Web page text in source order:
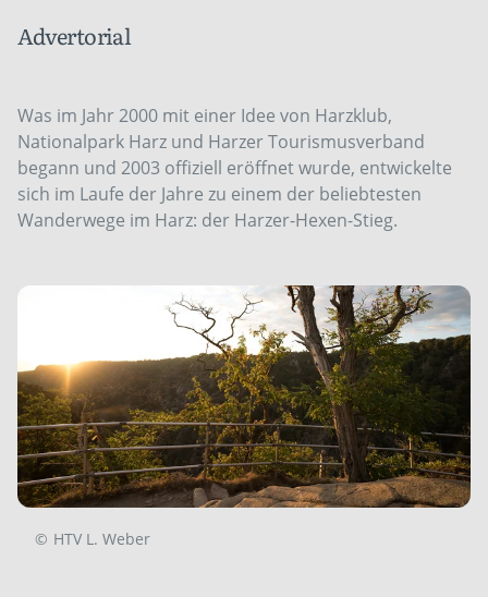
Advertorial
Was im Jahr 2000 mit einer Idee von Harzklub,
Nationalpark Harz und Harzer Tourismusverband
begann und 2003 offiziell eröffnet wurde, entwickelte
sich im Laufe der Jahre zu einem der beliebtesten
Wanderwege im Harz: der Harzer-Hexen-Stieg.
© HTV L. Weber